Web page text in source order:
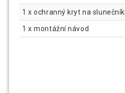
1 x ochranný kryt na slunečník
1 x montážní návod